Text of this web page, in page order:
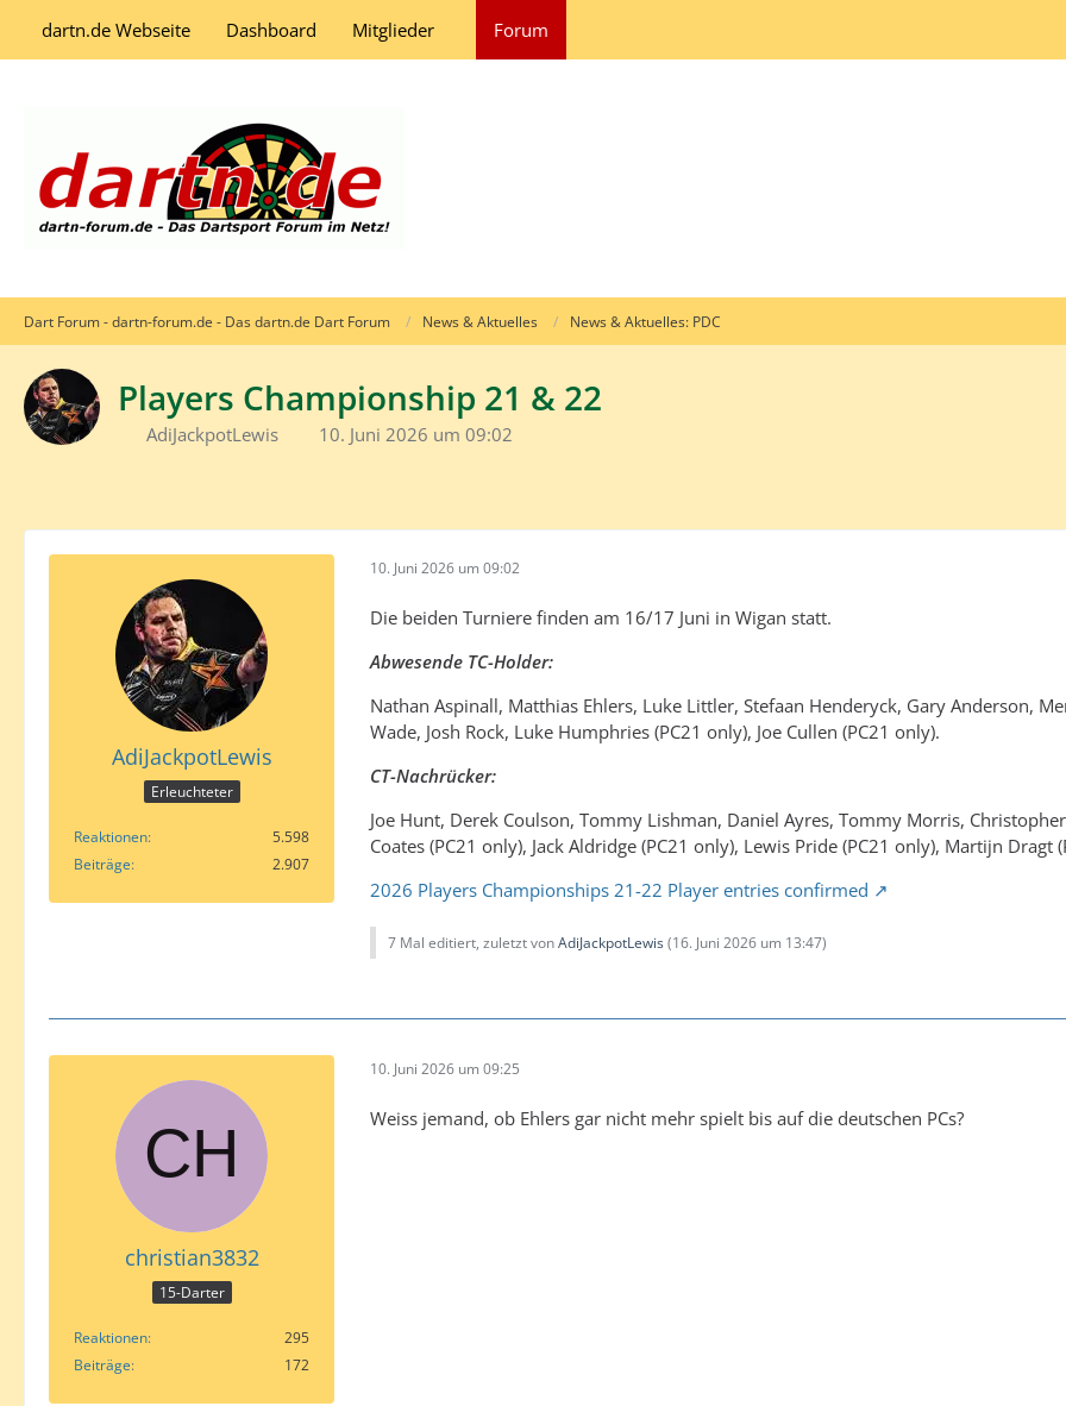
dartn.de Webseite Dashboard Mitglieder Forum
Dart Forum - dartn-forum.de - Das dartn.de Dart Forum News & Aktuelles News & Aktuelles: PDC
Players Championship 21 & 22
AdiJackpotLewis 10. Juni 2026 um 09:02
AdiJackpotLewis
Erleuchteter
Reaktionen
5.598
Beiträge
2.907
10. Juni 2026 um 09:02
Die beiden Turniere finden am 16/17 Juni in Wigan statt.
Abwesende TC-Holder:
Nathan Aspinall, Matthias Ehlers, Luke Littler, Stefaan Henderyck, Gary Anderson,
Wade, Josh Rock, Luke Humphries (PC21 only), Joe Cullen (PC21 only).
CT-Nachrücker:
Joe Hunt, Derek Coulson, Tommy Lishman, Daniel Ayres, Tommy Morris,
Coates (PC21 only), Jack Aldridge (PC21 only), Lewis Pride (PC21 only), Martijn Dragt
2026 Players Championships 21-22 Player entries confirmed
7 Mal editiert, zuletzt vonAdiJackpotLewis(16. Juni 2026 um 13:47)
christian3832
15-Darter
Reaktionen
295
Beiträge
172
10. Juni 2026 um 09:25
Weiss jemand, ob Ehlers gar nicht mehr spielt bis auf die deutschen PCs?